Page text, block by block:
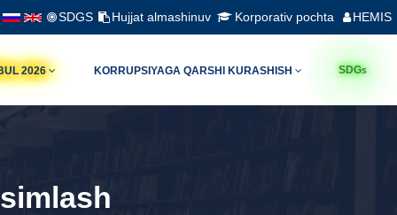
SDGS Hujjat almashinuv Korporativ pochta HEMIS
2026 KORRUPSIYAGA QARSHI KURASHISH SDGs